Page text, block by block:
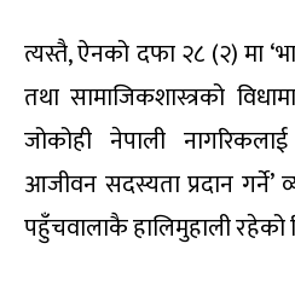
त्यस्तै, ऐनको दफा २८ (२) मा
तथा सामाजिकशास्त्रको
जोकोही नेपाली नागरिकलाई
आजीवन सदस्यता प्रदान गर्ने’
पहुँचवालाकै हालिमुहाली रहेको